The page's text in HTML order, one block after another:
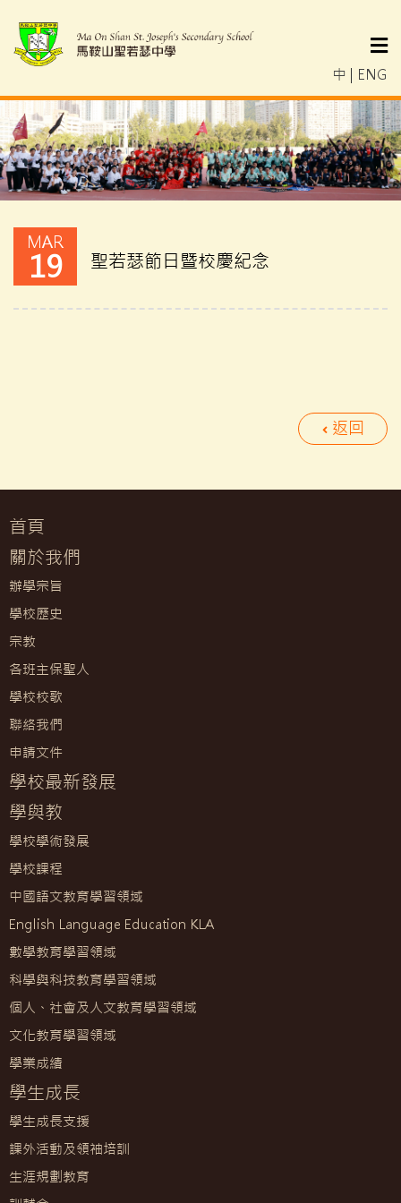
中 ENG
MAR
19 聖若瑟節日暨校慶紀念
返回
首頁
關於我們
辦學宗旨
學校歷史
宗教
各班主保聖人
學校校歌
聯絡我們
申請文件
學校最新發展
學與教
學校學術發展
學校課程
中國語文教育學習領域
English Language Education KLA
數學教育學習領域
科學與科技教育學習領域
個人、社會及人文教育學習領域
文化教育學習領域
學業成績
學生成長
學生成長支援
課外活動及領袖培訓
生涯規劃教育